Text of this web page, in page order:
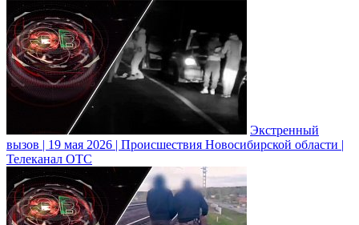
Экстренный
вызов | 19 мая 2026 | Происшествия Новосибирской области |
Телеканал ОТС